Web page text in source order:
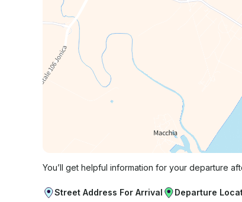
You’ll get helpful information for your departure
Street Address For Arrival
Departure